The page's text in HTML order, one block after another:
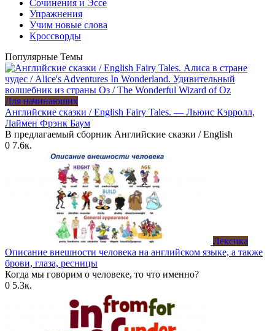
Сочинения и Эссе
Упражнения
Учим новые слова
Кроссворды
Популярные Темы
Для начинающих
Английские сказки / English Fairy Tales. — Льюис Кэрролл,
Лаймен Фрэнк Баум
В предлагаемый сборник Английские сказки / English
0 7.6к.
Лексика
Описание внешности человека на английском языке, а также
брови, глаза, ресницы
Когда мы говорим о человеке, то что именно?
0 5.3к.